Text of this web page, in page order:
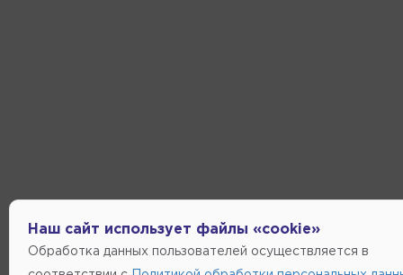
Наш сайт использует файлы «cookie»
Обработка данных пользователей осуществляется в